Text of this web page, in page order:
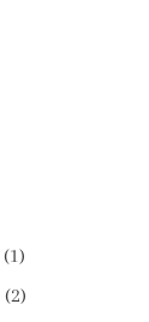
(1)
(2)